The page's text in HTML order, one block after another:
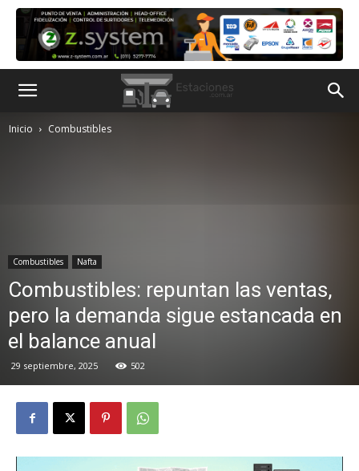
Inicio Combustibles
Combustibles Nafta
Combustibles: repuntan las ventas,
pero la demanda sigue estancada en
el balance anual
29 septiembre, 2025 502